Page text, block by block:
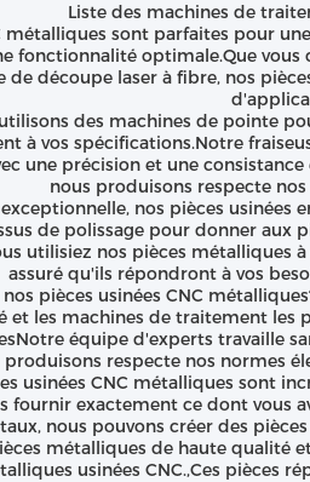
Liste des machines de
métalliques sont parfaites pour
fonctionnalité optimale.Que
découpe laser à fibre, nos
des machines de pointe
à vos spécifications.Notre
une précision et une
nous produisons respecte
nos pièces usinées
de polissage pour donner aux
utilisiez nos pièces métalliques
assuré qu'ils répondront à vos
pièces usinées CNC
et les machines de traitement les
équipe d'experts travaille
produisons respecte nos normes
usinées CNC métalliques sont
fournir exactement ce dont vous
nous pouvons créer des
métalliques de haute qualité
usinées CNC.,Ces pièces